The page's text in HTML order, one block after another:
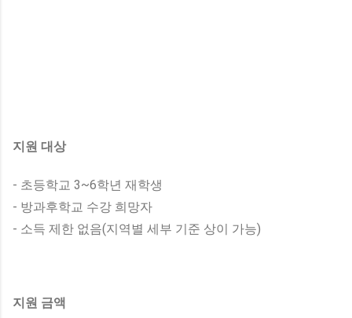
지원 대상
- 초등학교 3~6학년 재학생
- 방과후학교 수강 희망자
- 소득 제한 없음(지역별 세부 기준 상이 가능)
지원 금액